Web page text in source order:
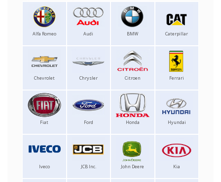
Alfa Romeo Audi BMW Caterpillar
Chevrolet Chrysler Citroen Ferrari
Fiat Ford Honda Hyundai
Iveco JCB Inc. John Deere Kia